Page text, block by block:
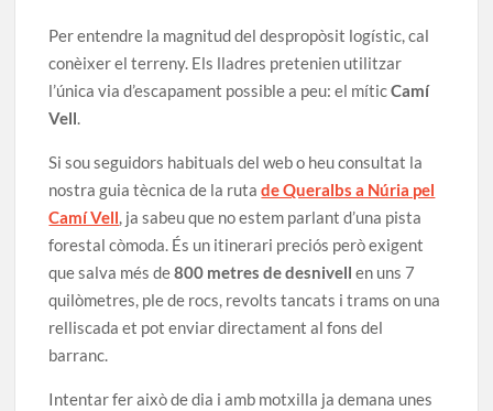
Per entendre la magnitud del despropòsit logístic, cal
conèixer el terreny. Els lladres pretenien utilitzar
l’única via d’escapament possible a peu: el míticCamí
Vell.
Si sou seguidors habituals del web o heu consultat la
nostra guia tècnica de la rutade Queralbs a Núria pel
Camí Vell, ja sabeu que no estem parlant d’una pista
forestal còmoda. És un itinerari preciós però exigent
que salva més de800 metres de desnivell en uns 7
quilòmetres, ple de rocs, revolts tancats i trams on una
relliscada et pot enviar directament al fons del
barranc.
Intentar fer això de dia i amb motxilla ja demana unes